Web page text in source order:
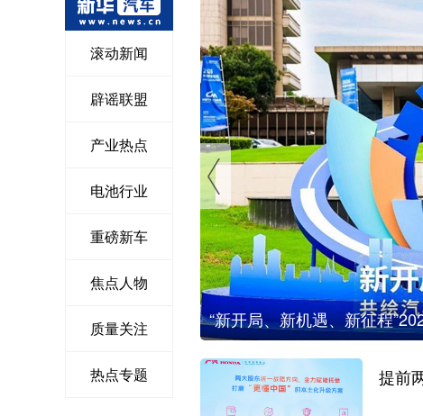
滚动新闻
辟谣联盟
产业热点
电池行业
重磅新车
焦点人物
质量关注
热点专题
“新开局、新机遇、新征程
提前